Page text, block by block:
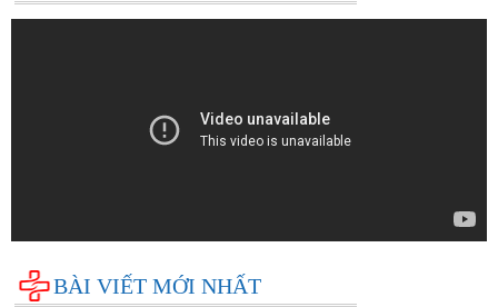
BÀI VIẾT MỚI NHẤT